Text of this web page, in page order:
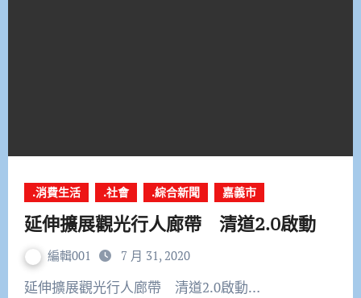
.消費生活 .社會 .綜合新聞 嘉義市
延伸擴展觀光行人廊帶 清道2.0啟動
編輯001 7 月 31, 2020
延伸擴展觀光行人廊帶 清道2.0啟動…